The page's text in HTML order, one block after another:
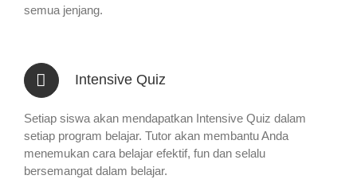
semua jenjang.
Intensive Quiz
Setiap siswa akan mendapatkan Intensive Quiz dalam
setiap program belajar. Tutor akan membantu Anda
menemukan cara belajar efektif, fun dan selalu
bersemangat dalam belajar.